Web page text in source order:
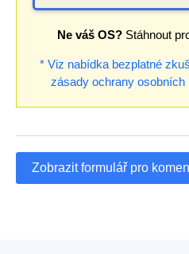
Ne váš OS? Stáhnout
* Viz nabídka bezplatné
zásady ochrany osobních
Zobrazit formulář pro